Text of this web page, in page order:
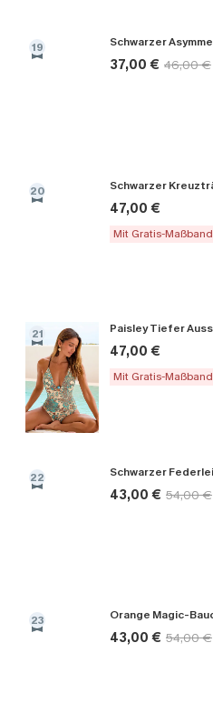
19
37,00 € 46,00 €
20
47,00 €
Mit Gratis-Maßband
21
47,00 €
Mit Gratis-Maßband
22
43,00 € 54,00 €
23
43,00 € 54,00 €